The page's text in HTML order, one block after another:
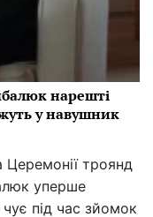
нарешті
у навушник
Церемонії троянд
уперше
під час зйомок